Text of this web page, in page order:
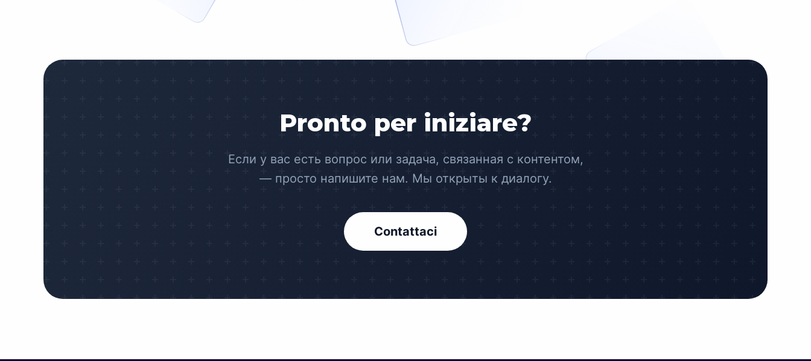
Pronto per iniziare?
Если у вас есть вопрос или задача, связанная с контентом,
— просто напишите нам. Мы открыты к диалогу.
Contattaci